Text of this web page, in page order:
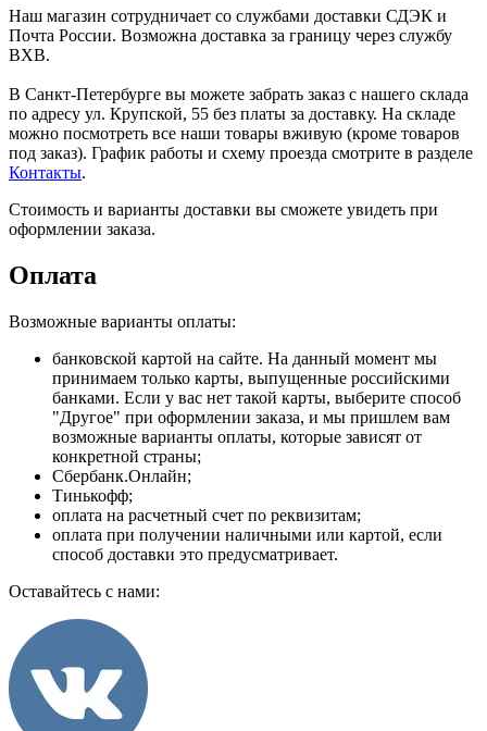
Наш магазин сотрудничает со службами доставки СДЭК и
Почта России. Возможна доставка за границу через службу
BXB.
В Санкт-Петербурге вы можете забрать заказ с нашего склада
по адресу ул. Крупской, 55 без платы за доставку. На складе
можно посмотреть все наши товары вживую (кроме товаров
под заказ). График работы и схему проезда смотрите в разделе
Контакты.
Стоимость и варианты доставки вы сможете увидеть при
оформлении заказа.
Оплата
Возможные варианты оплаты:
банковской картой на сайте. На данный момент мы
принимаем только карты, выпущенные российскими
банками. Если у вас нет такой карты, выберите способ
"Другое" при оформлении заказа, и мы пришлем вам
возможные варианты оплаты, которые зависят от
конкретной страны;
Сбербанк.Онлайн;
Тинькофф;
оплата на расчетный счет по реквизитам;
оплата при получении наличными или картой, если
способ доставки это предусматривает.
Оставайтесь с нами: